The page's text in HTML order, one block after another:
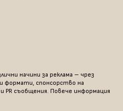
начини за реклама – чрез
формати, спонсорство на
PR съобщения. Повече информация